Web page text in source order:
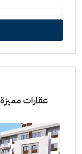
عقارات مميزة